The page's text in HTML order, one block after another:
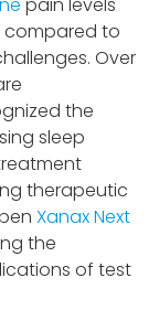
compared to
Over
the
sleep
therapeutic
Xanax Next
the
of test